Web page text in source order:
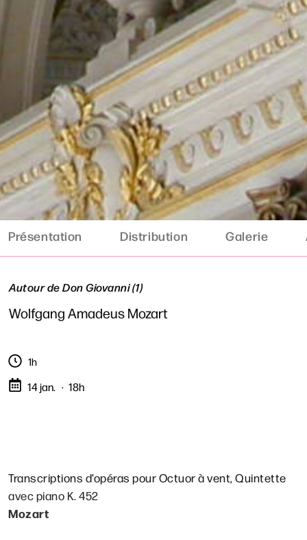
Présentation Distribution Galerie
Autour de Don Giovanni (1)
Wolfgang Amadeus Mozart
1h
14 jan. 18h
Transcriptions d’opéras pour Octuor à vent, Quintette
avec piano K. 452
Mozart